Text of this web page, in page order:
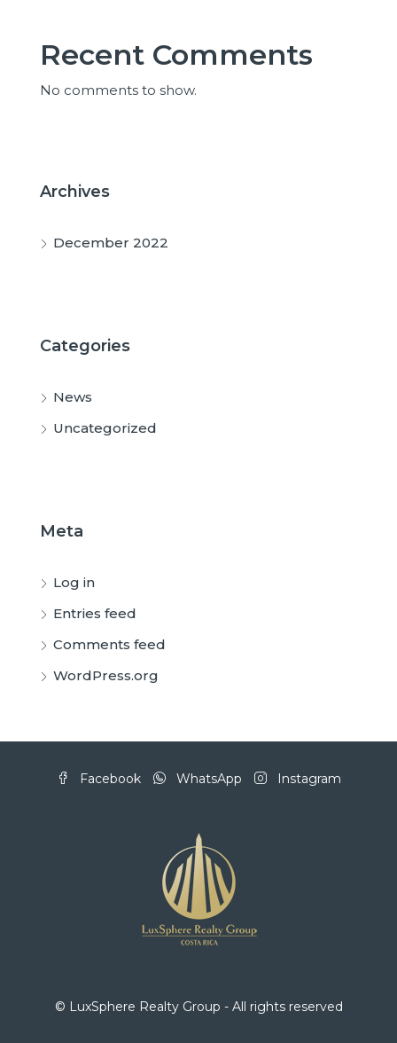
Recent Comments
No comments to show.
Archives
December 2022
Categories
News
Uncategorized
Meta
Log in
Entries feed
Comments feed
WordPress.org
Facebook WhatsApp Instagram
© LuxSphere Realty Group - All rights reserved